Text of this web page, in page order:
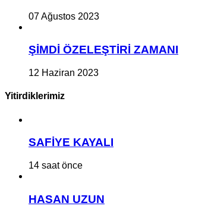
07 Ağustos 2023
ŞİMDİ ÖZELEŞTİRİ ZAMANI
12 Haziran 2023
Yitirdiklerimiz
SAFİYE KAYALI
14 saat önce
HASAN UZUN